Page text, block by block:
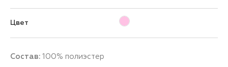
Цвет
Состав: 100% полиэстер